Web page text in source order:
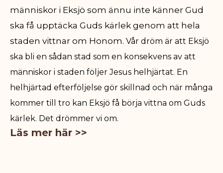
människor i Eksjö som ännu inte känner Gud
ska få upptäcka Guds kärlek genom att hela
staden vittnar om Honom. Vår dröm är att Eksjö
ska bli en sådan stad som en konsekvens av att
människor i staden följer Jesus helhjärtat. En
helhjärtad efterföljelse gör skillnad och när många
kommer till tro kan Eksjö få börja vittna om Guds
kärlek. Det drömmer vi om.
Läs mer här >>